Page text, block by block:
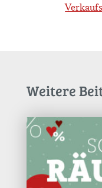
Weitere